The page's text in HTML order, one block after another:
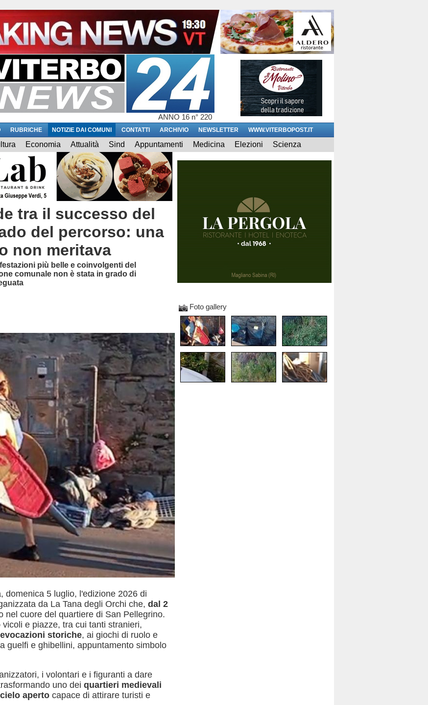
ANNO 16 n° 220
RUBRICHE NOTIZIE DAI COMUNI CONTATTI ARCHIVIO NEWSLETTER WWW.VITERBOPOST.IT
Economia Attualità Sind Appuntamenti Medicina Elezioni
Scienza
tra il successo del
del percorso: una
non meritava
più belle e coinvolgenti del
comunale non è stata in grado di
domenica 5 luglio, l'edizione 2026 di
da La Tana degli Orchi che, dal 2
nel cuore del quartiere di San Pellegrino.
e piazze, tra cui tanti stranieri,
storiche, ai giochi di ruolo e
guelfi e ghibellini, appuntamento simbolo
i volontari e i figuranti a dare
uno dei quartieri medievali
aperto capace di attirare turisti e
Foto gallery